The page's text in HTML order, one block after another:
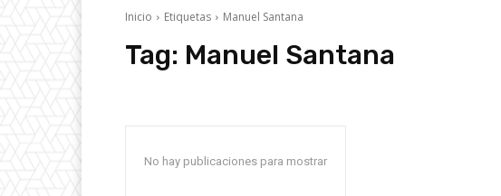
Inicio Etiquetas Manuel Santana
Tag: Manuel Santana
No hay publicaciones para mostrar